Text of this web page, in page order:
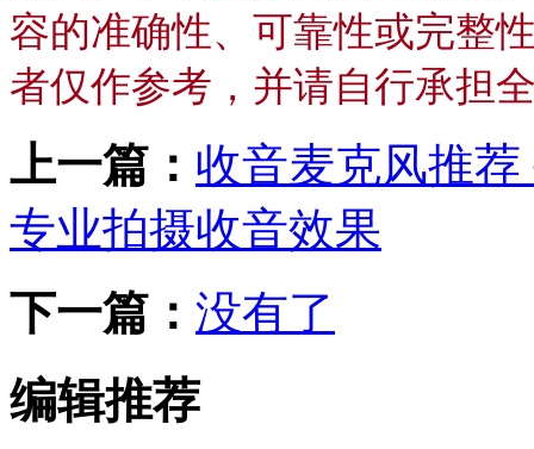
容的准确性、可靠性或完整
者仅作参考，并请自行承担
上一篇： 收音麦克风推
专业拍摄收音效果
下一篇： 没有了
编辑推荐